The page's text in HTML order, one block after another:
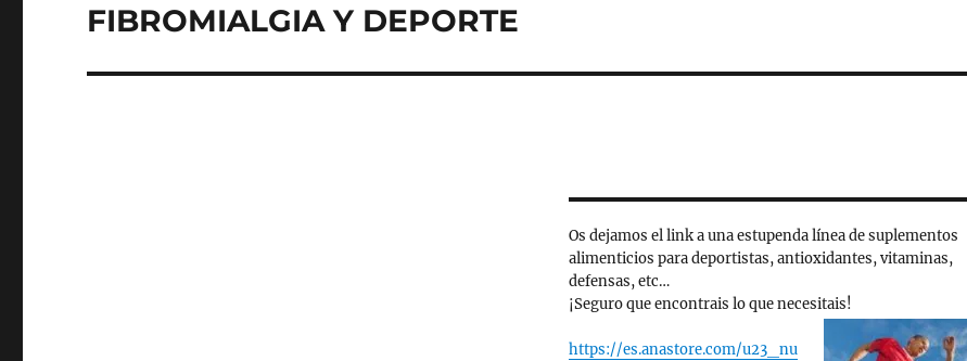
Entrada
FIBROMIALGIA Y DEPORTE
Os dejamos el link a una estupenda línea de suplementos
alimenticios para deportistas, antioxidantes, vitaminas,
defensas, etc…
¡Seguro que encontrais lo que necesitais!
https://es.anastore.com/u23_nu